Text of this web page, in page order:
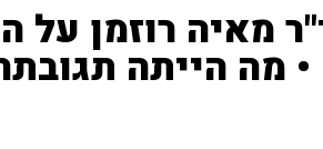
מאיה רוזמן על
מה הייתה